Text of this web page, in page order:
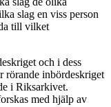
slag en viss person
till vilket
och i dess
rörande inbördeskriget
i Riksarkivet.
med hjälp av